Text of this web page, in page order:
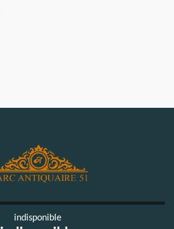
indisponible